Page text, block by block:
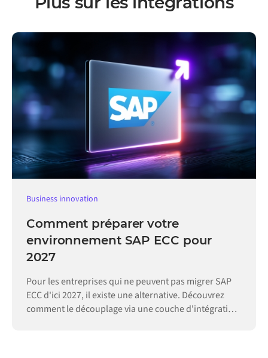
Business innovation
Comment préparer votre
environnement SAP ECC pour
2027
Pour les entreprises qui ne peuvent pas migrer SAP
ECC d'ici 2027, il existe une alternative. Découvrez
comment le découplage via une couche d'intégration